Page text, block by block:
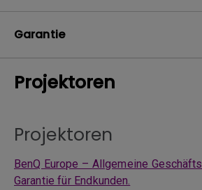
Garantie
Projektoren
Projektoren
BenQ Europe – Allgemeine
Garantie für Endkunden.